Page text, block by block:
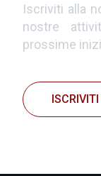
Iscriviti alla
nostre
prossime